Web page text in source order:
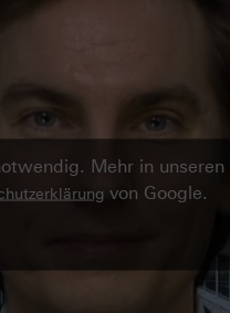
Mehr in unseren
von Google.